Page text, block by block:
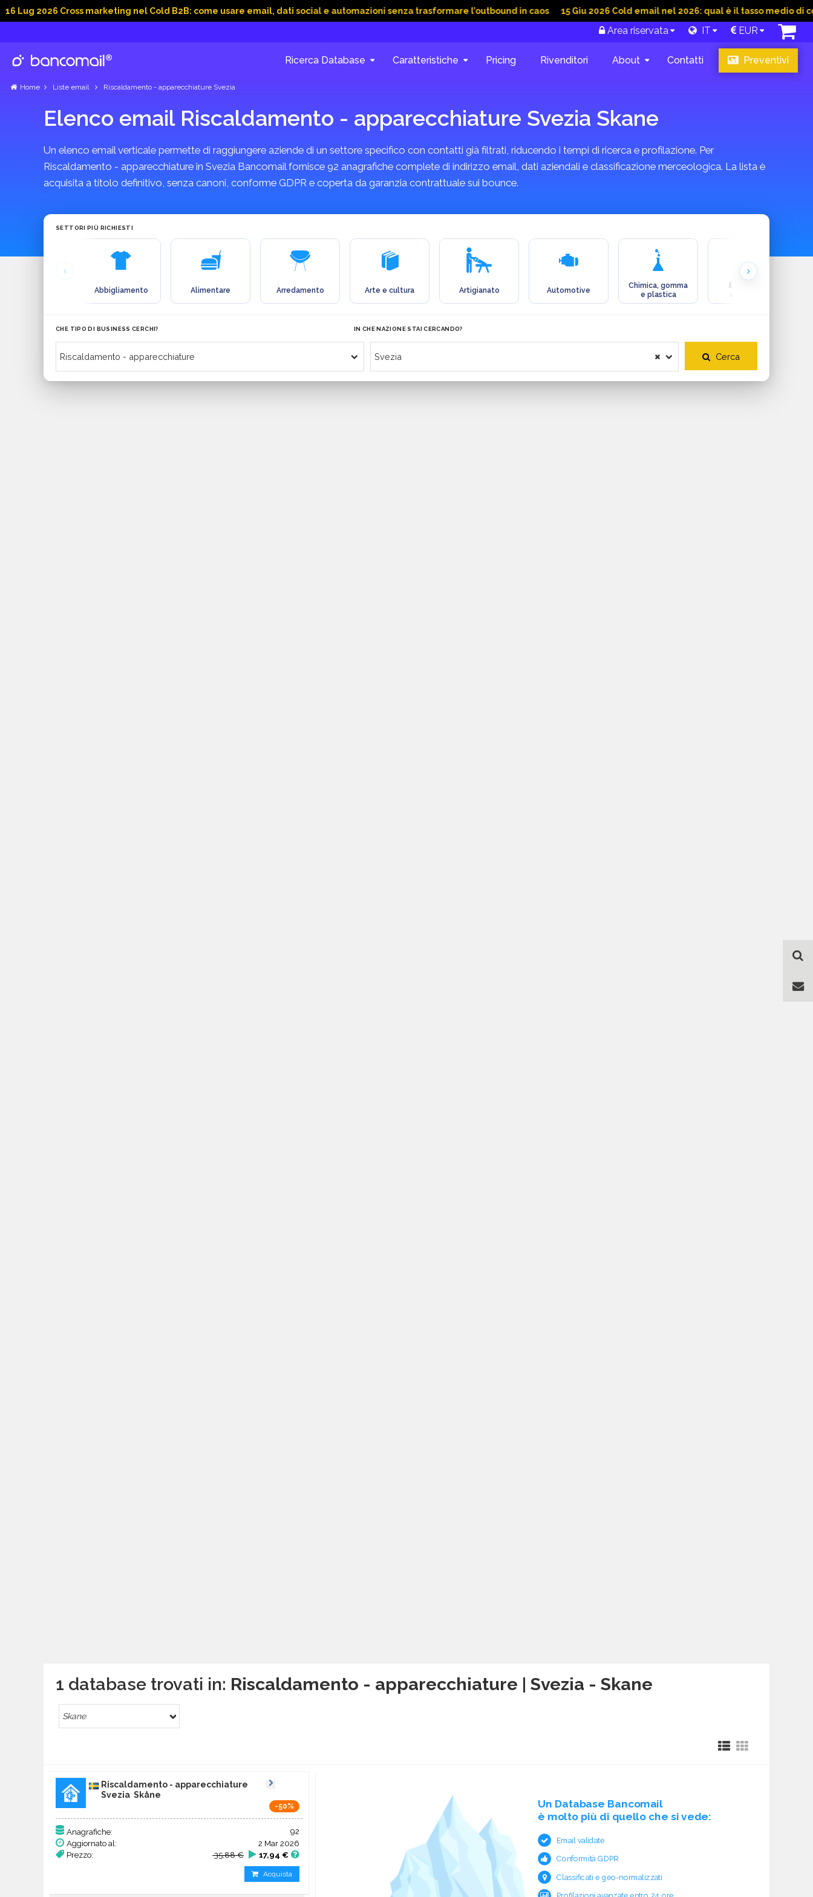
Cross marketing nel Cold B2B: come usare email, dati social e automazioni senza trasformare l’outbound in caos 15 Giu 2026 Cold email nel 2026: qual è il tasso medio di
Area riservata IT EUR
Ricerca Database Caratteristiche Pricing Rivenditori About Contatti Preventivi
Home Liste email Riscaldamento - apparecchiature Svezia
Elenco email Riscaldamento - apparecchiature Svezia Skane
Un elenco email verticale permette di raggiungere aziende di un settore specifico con contatti già filtrati, riducendo i tempi di ricerca e profilazione. Per
Riscaldamento - apparecchiature in Svezia Bancomail fornisce 92 anagrafiche complete di indirizzo email, dati aziendali e classificazione merceologica. La lista è
acquisita a titolo definitivo, senza canoni, conforme GDPR e coperta da garanzia contrattuale sui bounce.
SETTORI PIÙ RICHIESTI
Abbigliamento Alimentare Arredamento Arte e cultura Artigianato Automotive
Chimica, gomma
e plastica
Ecologia e
ambiente
CHE TIPO DI BUSINESS CERCHI? IN CHE NAZIONE STAI CERCANDO?
Cerca
1 database trovati in: Riscaldamento - apparecchiature | Svezia - Skane
Skane
Riscaldamento - apparecchiature
Svezia Skåne
-50%
Anagrafiche:
92
Aggiornato al:
2 Mar 2026
Prezzo:
35,88 € 17,94 €
Acquista
Un Database Bancomail
è molto più di quello che si vede:
Email validate
Conformità GDPR
Classificati e geo-normalizzati